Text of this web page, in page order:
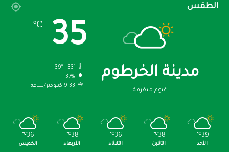
الطقس
مدينة الخرطوم
غيوم متفرقة
35
℃
39º - 33º
37%
9.33 كيلومتر/ساعة
39
℃
الأحد
38
℃
الأثنين
36
℃
الثلاثاء
38
℃
الأربعاء
36
℃
الخميس